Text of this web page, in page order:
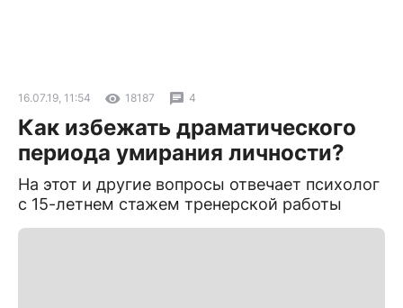
16.07.19, 11:54 18187 4
Как избежать драматического
периода умирания личности?
На этот и другие вопросы отвечает психолог
с 15-летнем стажем тренерской работы